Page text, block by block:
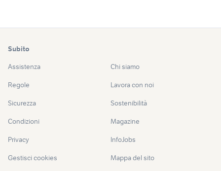
Subito
Assistenza
Regole
Sicurezza
Condizioni
Privacy
Gestisci cookies
Chi siamo
Lavora con noi
Sostenibilità
Magazine
InfoJobs
Mappa del sito